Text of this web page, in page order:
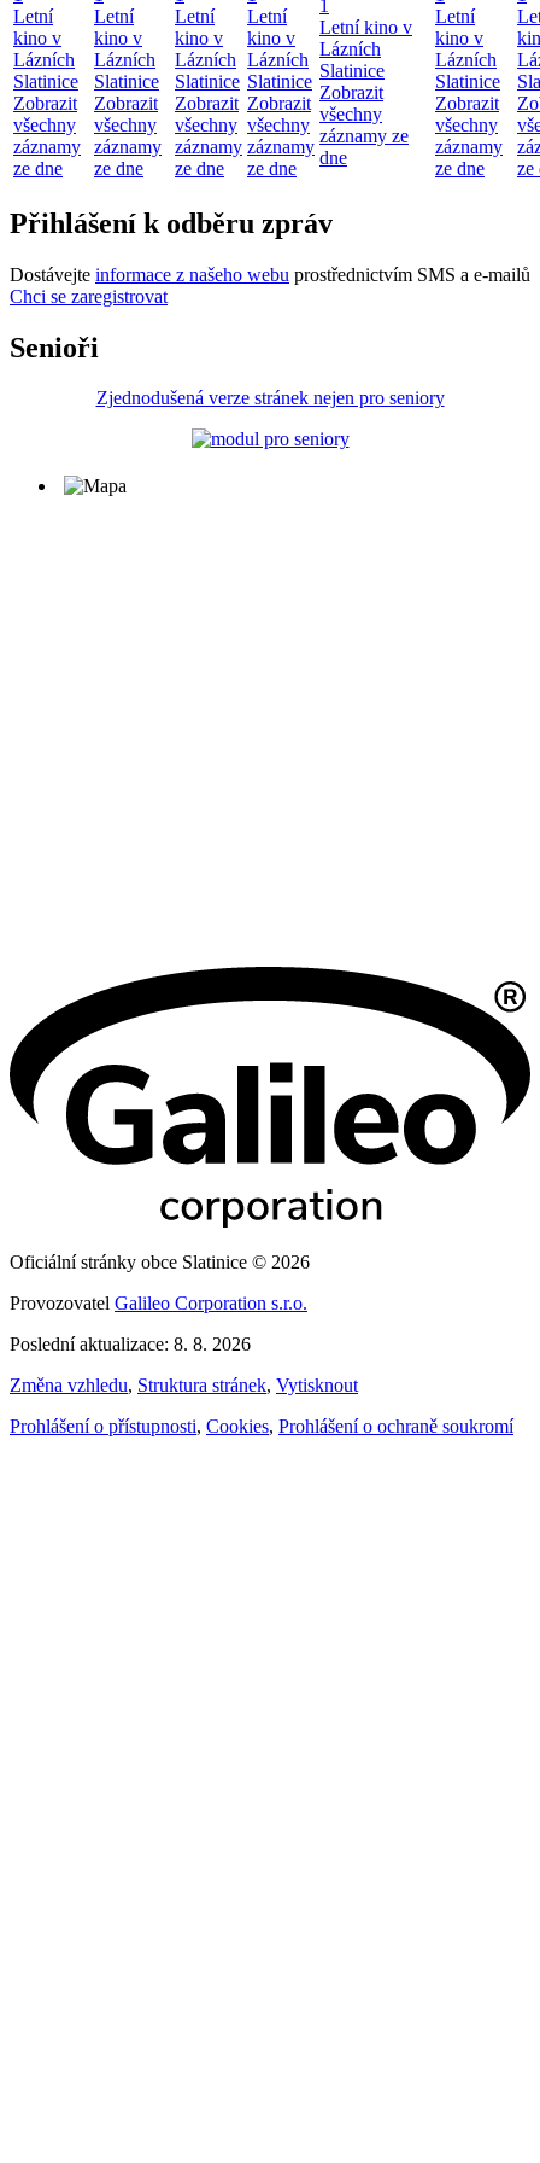
Letní
kino v
Lázních
Slatinice
Zobrazit
všechny
záznamy
ze dne
Letní
kino v
Lázních
Slatinice
Zobrazit
všechny
záznamy
ze dne
Letní
kino v
Lázních
Slatinice
Zobrazit
všechny
záznamy
ze dne
Letní
kino v
Lázních
Slatinice
Zobrazit
všechny
záznamy
ze dne
1
Letní kino v
Lázních
Slatinice
Zobrazit
všechny
záznamy ze
dne
Letní
kino v
Lázních
Slatinice
Zobrazit
všechny
záznamy
ze dne
ze
Přihlášení k odběru zpráv
Dostávejte informace z našeho webu prostřednictvím SMS a e-mailů
Chci se zaregistrovat
Senioři
Zjednodušená verze stránek nejen pro seniory
Oficiální stránky obce Slatinice © 2026
Provozovatel Galileo Corporation s.r.o.
Poslední aktualizace: 8. 8. 2026
Změna vzhledu, Struktura stránek, Vytisknout
Prohlášení o přístupnosti, Cookies, Prohlášení o ochraně soukromí